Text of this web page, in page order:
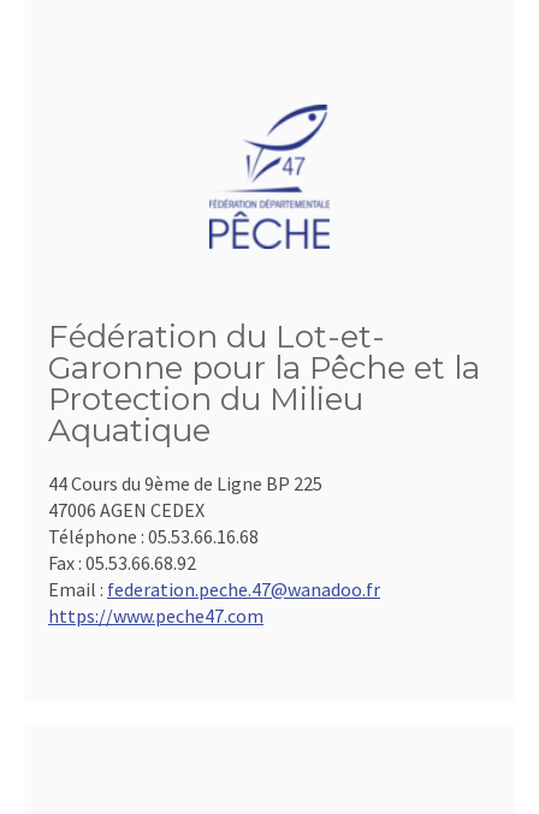
Fédération du Lot-et-
Garonne pour la Pêche et la
Protection du Milieu
Aquatique
44 Cours du 9ème de Ligne BP 225
47006 AGEN CEDEX
Téléphone : 05.53.66.16.68
Fax : 05.53.66.68.92
Email : federation.peche.47@wanadoo.fr
https://www.peche47.com